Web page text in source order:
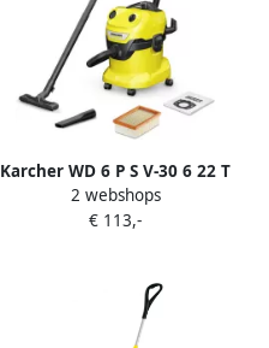
Karcher WD 6 P S V-30 6 22 T
+ DDC Nat- en
droogstofzuiger 1.628-382.0
2 webshops
€ 113,-